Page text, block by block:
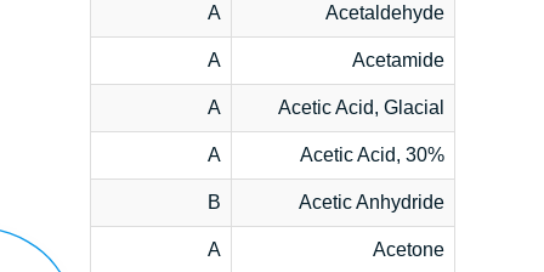
Acetaldehyde
A
Acetamide
A
Acetic Acid, Glacial
A
Acetic Acid, 30%
A
Acetic Anhydride
B
Acetone
A